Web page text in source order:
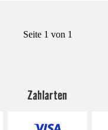
Seite 1 von 1
Zahlarten